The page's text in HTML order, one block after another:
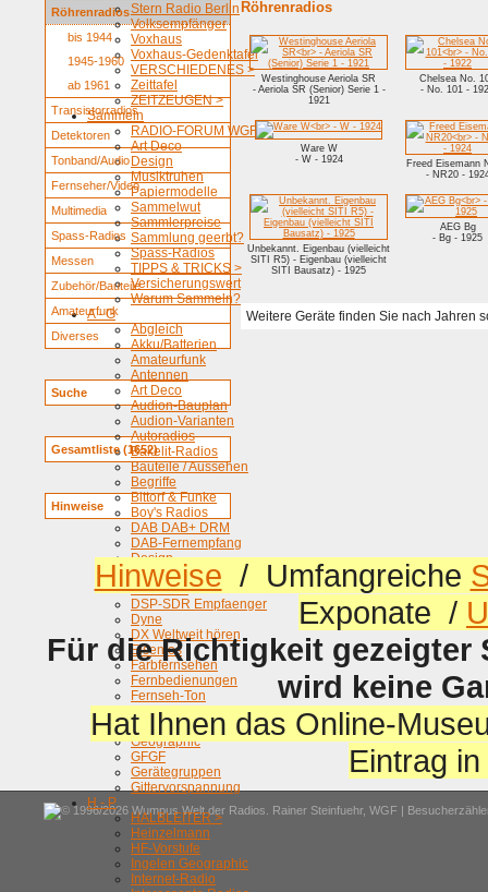
Stern Radio Berlin
Volksempfänger
Voxhaus
Voxhaus-Gedenktafel
VERSCHIEDENES >
Zeittafel
ZEITZEUGEN >
Sammeln
RADIO-FORUM WGF
Art Deco
Design
Musiktruhen
Papiermodelle
Sammelwut
Sammlerpreise
Sammlung geerbt?
Spass-Radios
TIPPS & TRICKS >
Versicherungswert
Warum Sammeln?
A - G
Abgleich
Akku/Batterien
Amateurfunk
Antennen
Art Deco
Audion-Bauplan
Audion-Varianten
Autoradios
Bakelit-Radios
Bauteile / Aussehen
Begriffe
Bittorf & Funke
Boy's Radios
DAB DAB+ DRM
DAB-Fernempfang
Design
Digitales Radio
Drahtfunk
DSP-SDR Empfaenger
Dyne
DX Weltweit hören
Eisenlos
Farbfernsehen
Fernbedienungen
Fernseh-Ton
GEFAHREN !
Gegentaktendstufen
Geographic
GFGF
Gerätegruppen
Gittervorspannung
H - P
HALBLEITER >
Heinzelmann
HF-Vorstufe
Ingelen Geographic
Internet-Radio
Röhrenradios
bis 1944
1945-1960
ab 1961
Transistorradios
Detektoren
Tonband/Audio
Fernseher/Video
Multimedia
Spass-Radios
Messen
Zubehör/Bauteile
Amateurfunk
Diverses
Suche
Gesamtliste (1652)
Hinweise
Röhrenradios
Westinghouse Aeriola SR
- Aeriola SR (Senior) Serie 1 -
1921
Chelsea No.
- No. 101 -
Ware W
- W - 1924
Freed Eisemann
- NR20 -
Unbekannt. Eigenbau (vielleicht
SITI R5) - Eigenbau (vielleicht
SITI Bausatz) - 1925
AEG Bg
- Bg - 1925
Weitere Geräte finden Sie nach Jahren
Hinweise / Umfangreiche
Exponate /
Für die Richtigkeit
wird keine
Hat Ihnen das Online-
Eintrag
© 1996/2026 Wumpus Welt der Radios. Rainer Steinfuehr, WGF |